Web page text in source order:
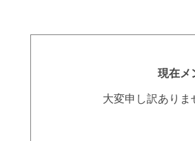
現在メ
大変申し訳あり